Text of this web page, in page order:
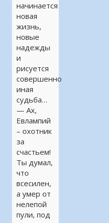
начинается
новая
жизнь,
новые
надежды
и
рисуется
совершенно
иная
судьба…
— Ах,
Евлампий
– охотник
за
счастьем!
Ты думал,
что
всесилен,
а умер от
нелепой
пули, под